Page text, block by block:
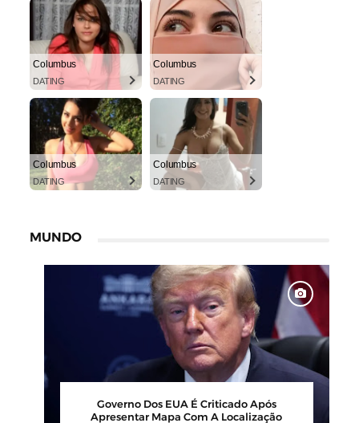
Columbus
DATING
Columbus
DATING
Columbus
DATING
Columbus
DATING
MUNDO
Barbearia Nudista Viraliza Ao Atrair
Clientes Com Conceito Inusitado E